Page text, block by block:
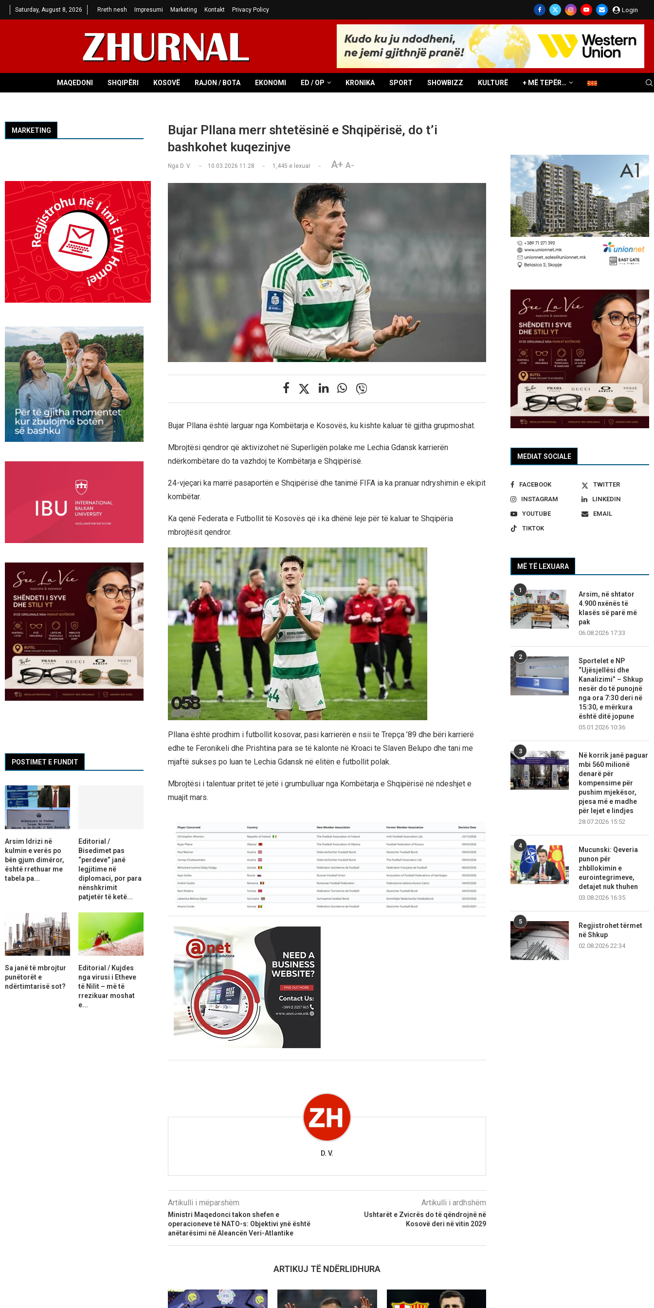
Saturday, August 8, 2026 Rreth nesh Impresumi Marketing Kontakt Privacy Policy Login
MAQEDONI SHQIPËRI KOSOVË RAJON / BOTA EKONOMI ED / OP KRONIKA SPORT SHOWBIZZ KULTURË + MË TEPËR…
Bujar Pllana merr shtetësinë e Shqipërisë, do t’i
bashkohet kuqezinjve
Nga D. V. 10.03.2026 11:28 1,445 e lexuar A+ A-
Bujar Pllana është larguar nga Kombëtarja e Kosovës, ku kishte kaluar të gjitha grupmoshat.
Mbrojtësi qendror që aktivizohet në Superligën polake me Lechia Gdansk karrierën
ndërkombëtare do ta vazhdoj te Kombëtarja e Shqipërisë.
24-vjeçari ka marrë pasaportën e Shqipërisë dhe tanimë FIFA ia ka pranuar ndryshimin e ekipit
kombëtar.
Ka qenë Federata e Futbollit të Kosovës që i ka dhënë leje për të kaluar te Shqipëria
mbrojtësit qendror.
Pllana është prodhim i futbollit kosovar, pasi karrierën e nsii te Trepça ’89 dhe bëri karrierë
edhe te Feronikeli dhe Prishtina para se të kalonte në Kroaci te Slaven Belupo dhe tani me
mjaftë sukses po luan te Lechia Gdansk në elitën e futbollit polak.
Mbrojtësi i talentuar pritet të jetë i grumbulluar nga Kombëtarja e Shqipërisë në ndeshjet e
muajit mars.
D. V.
Artikulli i mëparshëm
Ministri Maqedonci takon shefen e
operacioneve të NATO-s: Objektivi ynë është
anëtarësimi në Aleancën Veri-Atlantike
Artikulli i ardhshëm
Ushtarët e Zvicrës do të qëndrojnë në
Kosovë deri në vitin 2029
ARTIKUJ TË NDËRLIDHURA
MEDIAT SOCIALE
FACEBOOK
TWITTER
INSTAGRAM
LINKEDIN
YOUTUBE
EMAIL
TIKTOK
MË TË LEXUARA
1
Arsim, në shtator
4.900 nxënës të
klasës së parë më
pak
06.08.2026 17:33
2
Sportelet e NP
“Ujësjellësi dhe
Kanalizimi” – Shkup
nesër do të punojnë
nga ora 7:30 deri në
15:30, e mërkura
është ditë jopune
05.01.2026 10:36
3
Në korrik janë paguar
mbi 560 milionë
denarë për
kompensime për
pushim mjekësor,
pjesa më e madhe
për lejet e lindjes
28.07.2026 15:52
4
Mucunski: Qeveria
punon për
zhbllokimin e
eurointegrimeve,
detajet nuk thuhen
03.08.2026 16:35
5
Regjistrohet tërmet
në Shkup
02.08.2026 22:34
MARKETING
POSTIMET E FUNDIT
Arsim Idrizi në
kulmin e verës po
bën gjum dimëror,
është rrethuar me
tabela pa...
Editorial /
Bisedimet pas
“perdeve” janë
legjitime në
diplomaci, por para
nënshkrimit
patjetër të ketë...
Sa janë të mbrojtur
punëtorët e
ndërtimtarisë sot?
Editorial / Kujdes
nga virusi i Etheve
të Nilit – më të
rrezikuar moshat
e...